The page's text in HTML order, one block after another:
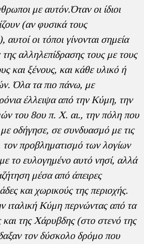
με αυτόν.Όταν οι ίδιοι
(αν φυσικά τους
αυτοί οι τόποι γίνονται σημεία
της αλληλεπίδρασης τους με τους
και ξένους, και κάθε υλικό ή
Όλα τα πιο πάνω, με
έλλειψα από την Κύμη, την
του 8ου π. Χ. αι., την πόλη που
οδήγησε, σε συνδυασμό με τις
τον προβληματισμό των λογίων
το ευλογημένο αυτό νησί, αλλά
μέσα από άπειρες
και χωρικούς της περιοχής.
ιταλική Κύμη περνώντας από τα
της Χάρυβδης (στο στενό της
τον δύσκολο δρόμο που